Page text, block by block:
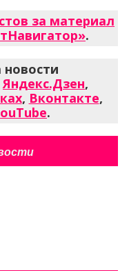
за материал
.
Яндекс.Дзен,
, Вконтакте,
.